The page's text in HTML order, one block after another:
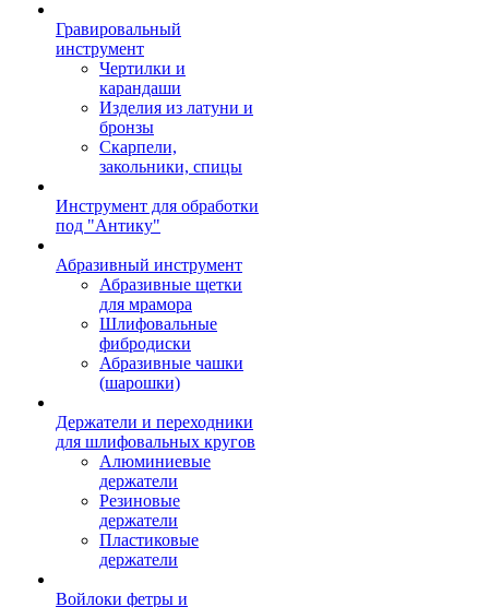
Гравировальный
инструмент
Чертилки и
карандаши
Изделия из латуни и
бронзы
Скарпели,
закольники, спицы
Инструмент для обработки
под "Антику"
Абразивный инструмент
Абразивные щетки
для мрамора
Шлифовальные
фибродиски
Абразивные чашки
(шарошки)
Держатели и переходники
для шлифовальных кругов
Алюминиевые
держатели
Резиновые
держатели
Пластиковые
держатели
Войлоки фетры и